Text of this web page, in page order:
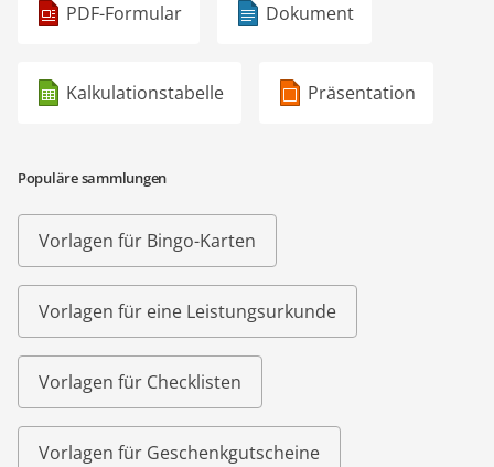
PDF-Formular Dokument
Kalkulationstabelle Präsentation
Populäre sammlungen
Vorlagen für Bingo-Karten
Vorlagen für eine Leistungsurkunde
Vorlagen für Checklisten
Vorlagen für Geschenkgutscheine